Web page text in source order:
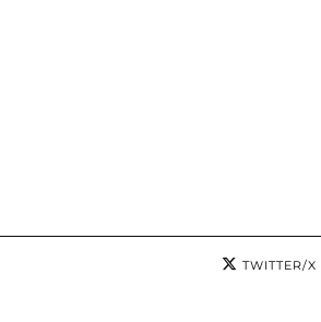
TWITTER/X